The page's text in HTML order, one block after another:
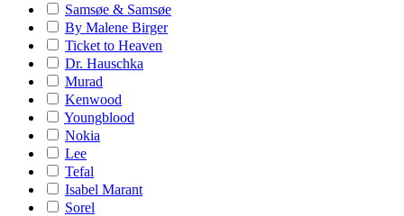
Samsøe & Samsøe
By Malene Birger
Ticket to Heaven
Dr. Hauschka
Murad
Kenwood
Youngblood
Nokia
Lee
Tefal
Isabel Marant
Sorel